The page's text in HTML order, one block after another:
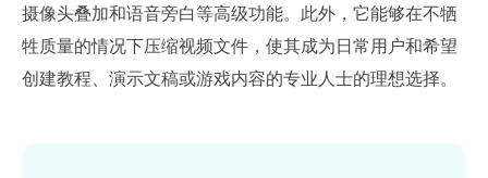
摄像头叠加和语音旁白等高级功能。此外，它能够在不牺
牲质量的情况下压缩视频文件，使其成为日常用户和希望
创建教程、演示文稿或游戏内容的专业人士的理想选择。